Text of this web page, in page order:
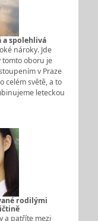
a spolehlivá
nároky. Jde
tomto oboru je
v Praze
celém světě, a to
leteckou
rodilými
a patříte mezi